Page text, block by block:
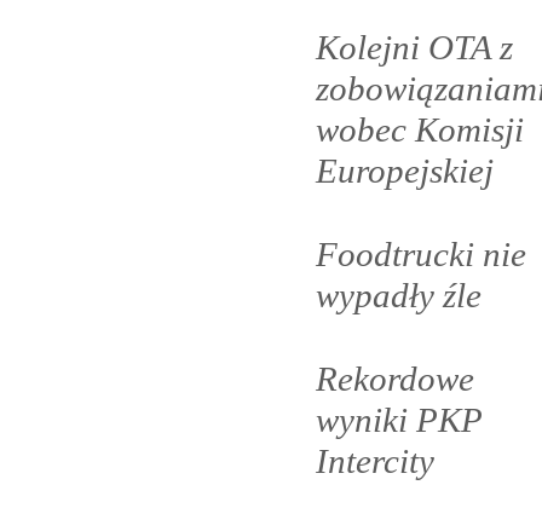
Kolejni OTA z
wobec Komisji
Europejskiej
Foodtrucki nie
wypadły źle
Rekordowe
wyniki PKP
Intercity